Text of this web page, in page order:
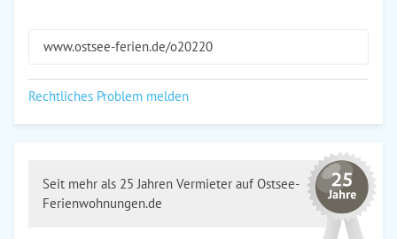
www.ostsee-ferien.de/o20220
Rechtliches Problem melden
Seit mehr als 25 Jahren Vermieter auf Ostsee-
Ferienwohnungen.de